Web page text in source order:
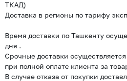
ТКАД)
Доставка в регионы по тарифу
Время доставки по Ташкенту
дня .
Срочные доставки
при полной оплате клиента за
В случае отказа от покупки